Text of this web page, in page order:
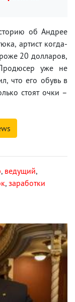
об Андрее
артист когда-
20 долларов,
Продюсер уже не
что его обувь в
стоят очки –
, ведущий,
, заработки